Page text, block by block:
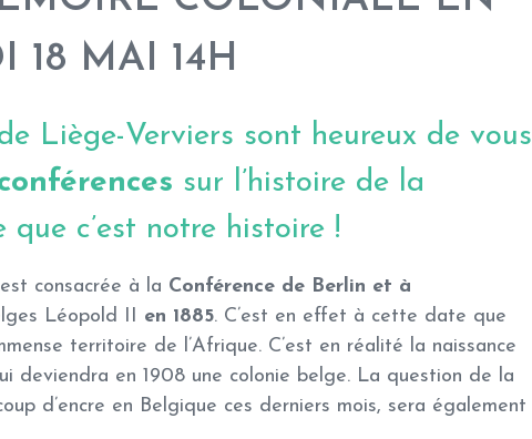
18 MAI 14H
Liège-Verviers sont heureux de vous
sur l’histoire de la
que c’est notre histoire !
consacrée à la Conférence de Berlin et à
Léopold II en 1885. C’est en effet à cette date que
territoire de l’Afrique. C’est en réalité la naissance
deviendra en 1908 une colonie belge. La question de la
d’encre en Belgique ces derniers mois, sera également